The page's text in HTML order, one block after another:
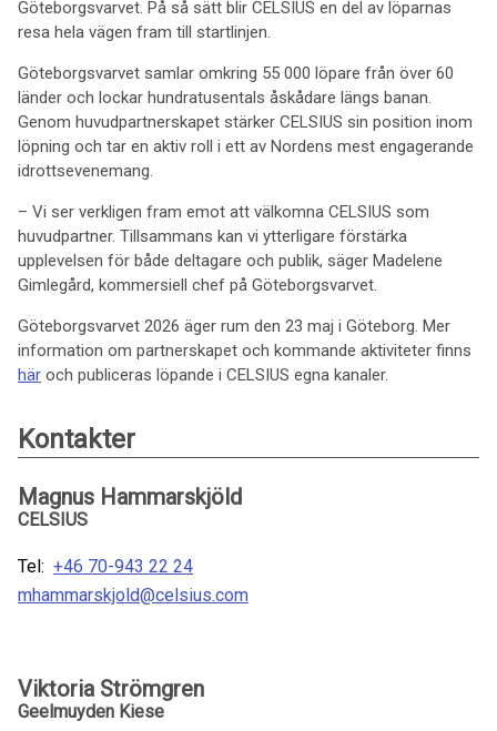
Göteborgsvarvet. På så sätt blir CELSIUS en del av löparnas
resa hela vägen fram till startlinjen.
Göteborgsvarvet samlar omkring 55 000 löpare från över 60
länder och lockar hundratusentals åskådare längs banan.
Genom huvudpartnerskapet stärker CELSIUS sin position inom
löpning och tar en aktiv roll i ett av Nordens mest engagerande
idrottsevenemang.
– Vi ser verkligen fram emot att välkomna CELSIUS som
huvudpartner. Tillsammans kan vi ytterligare förstärka
upplevelsen för både deltagare och publik, säger Madelene
Gimlegård, kommersiell chef på Göteborgsvarvet.
Göteborgsvarvet 2026 äger rum den 23 maj i Göteborg. Mer
information om partnerskapet och kommande aktiviteter finns
här och publiceras löpande i CELSIUS egna kanaler.
Kontakter
Magnus Hammarskjöld
CELSIUS
Tel: +46 70-943 22 24
mhammarskjold@celsius.com
Viktoria Strömgren
Geelmuyden Kiese